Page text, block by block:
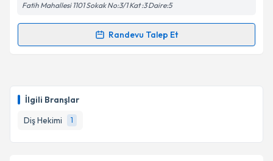
İlgili Branşlar
Diş Hekimi
1
Kişisel verilerimin işlenmesine ilişkinAydınlatma
'ni okudum ve kişisel verilerimin belirtilen
kapsamda işlenmesini kabul ediyorum.
Takvim Talebini Gönder
Fatih Mahallesi 1101 Sokak No:3/1 Kat :3 Daire:5
Randevu Talep Et
Randevu Takvimi Talebi
hazırlandığında e-posta ile bilgilendireceğiz.
E-posta Adresiniz